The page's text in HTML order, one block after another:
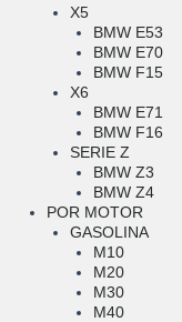
X5
BMW E53
BMW E70
BMW F15
X6
BMW E71
BMW F16
SERIE Z
BMW Z3
BMW Z4
POR MOTOR
GASOLINA
M10
M20
M30
M40